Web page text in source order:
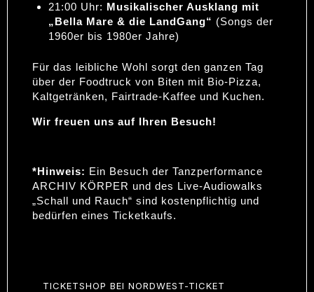
21:00 Uhr: Musikalischer Ausklang mit
„Bella Mare & die LandGang“ (Songs der
1960er bis 1980er Jahre)
Für das leibliche Wohl sorgt den ganzen Tag
über der Foodtruck von Biten mit Bio-Pizza,
Kaltgetränken, Fairtrade-Kaffee und Kuchen.
Wir freuen uns auf Ihren Besuch!
*Hinweis: Ein Besuch der Tanzperformance
ARCHIV KÖRPER und des Live-Audiowalks
„Schall und Rauch“ sind kostenpflichtig und
bedürfen eines Ticketkaufs.
TICKETSHOP BEI NORDWEST-TICKET